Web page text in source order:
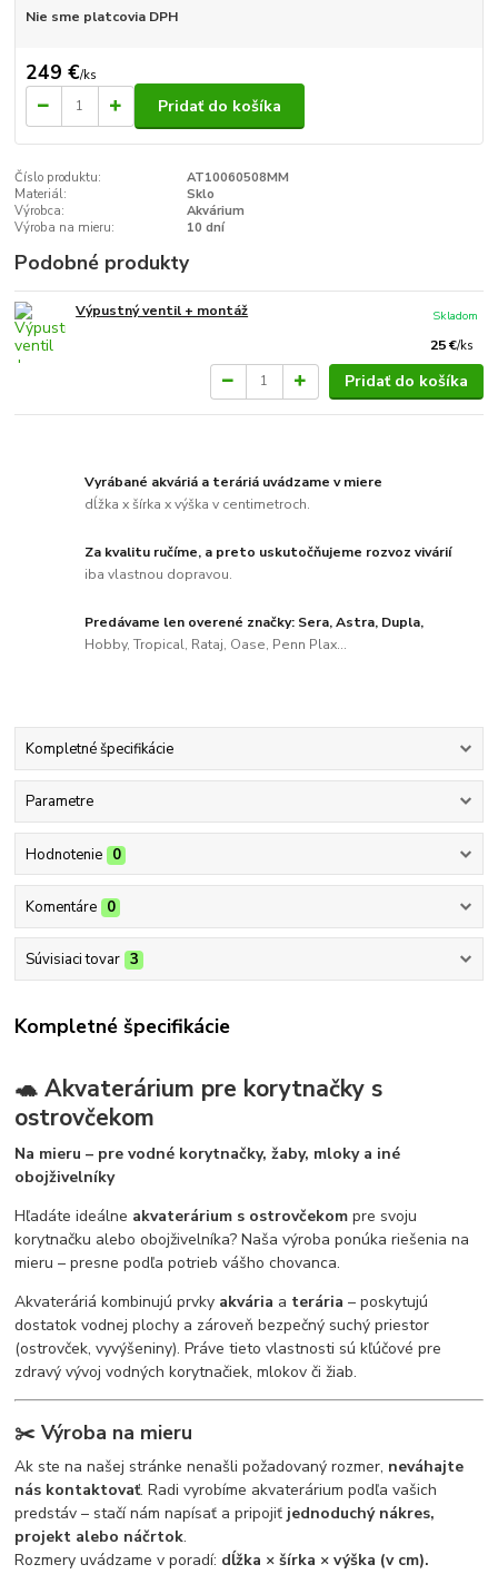
Nie sme platcovia DPH
249 €/ks
Pridať do košíka
Číslo produktu:
AT10060508MM
Materiál:
Sklo
Výrobca:
Akvárium
Výroba na mieru:
10 dní
Podobné produkty
Výpustný ventil + montáž
25 €/ks
Skladom
Pridať do košíka
Vyrábané akváriá a teráriá uvádzame v miere
dĺžka x šírka x výška v centimetroch.
Za kvalitu ručíme, a preto uskutočňujeme rozvoz vivárií
iba vlastnou dopravou.
Predávame len overené značky: Sera, Astra, Dupla,
Hobby, Tropical, Rataj, Oase, Penn Plax...
Kompletné špecifikácie
Parametre
Hodnotenie 0
Komentáre 0
Súvisiaci tovar 3
Kompletné špecifikácie
🐢 Akvaterárium pre korytnačky s
ostrovčekom
Na mieru – pre vodné korytnačky, žaby, mloky a iné
obojživelníky
Hľadáte ideálne akvaterárium s ostrovčekom pre svoju
korytnačku alebo obojživelníka? Naša výroba ponúka riešenia na
mieru – presne podľa potrieb vášho chovanca.
Akvateráriá kombinujú prvky akvária a terária – poskytujú
dostatok vodnej plochy a zároveň bezpečný suchý priestor
(ostrovček, vyvýšeniny). Práve tieto vlastnosti sú kľúčové pre
zdravý vývoj vodných korytnačiek, mlokov či žiab.
✂️Výroba na mieru
Ak ste na našej stránke nenašli požadovaný rozmer, neváhajte
nás kontaktovať. Radi vyrobíme akvaterárium podľa vašich
predstáv – stačí nám napísať a pripojiť jednoduchý nákres,
projekt alebo náčrtok.
Rozmery uvádzame v poradí: dĺžka × šírka × výška (v cm).